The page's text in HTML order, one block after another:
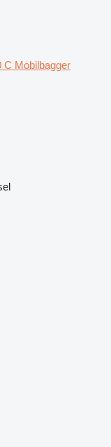
C Mobilbagger